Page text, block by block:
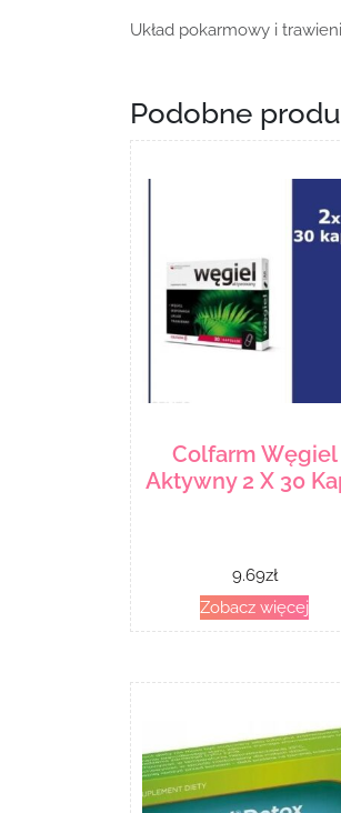
Układ pokarmowy i
Podobne
Colfarm Węgiel
Aktywny 2 X 30
9.69zł
Zobacz więcej